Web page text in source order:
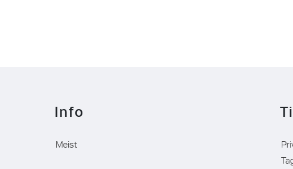
Info
Meist